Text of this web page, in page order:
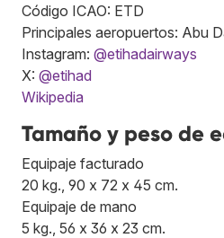
Código ICAO: ETD
Principales aeropuertos: Abu
Instagram: @etihadairways
X: @etihad
Wikipedia
Tamaño y peso de
Equipaje facturado
20 kg., 90 x 72 x 45 cm.
Equipaje de mano
5 kg., 56 x 36 x 23 cm.